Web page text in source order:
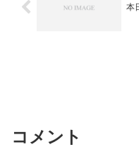
本
コメント